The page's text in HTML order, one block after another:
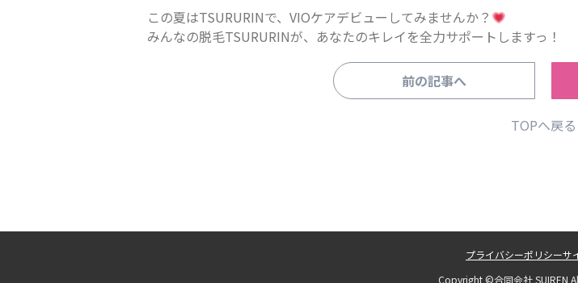
この夏はTSURURINで、VIOケアデビューしてみませんか？
みんなの脱毛TSURURINが、あなたのキレイを全力サポートしますっ！
前の記事へ
TOPへ戻る
プライバシーポリシーサ
Copyright ©合同会社 SUIREN